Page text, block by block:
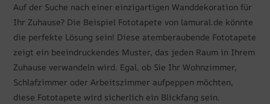
Auf der Suche nach einer einzigartigen Wanddekoration für
Ihr Zuhause? Die Beispiel Fototapete von lamural.de könnte
die perfekte Lösung sein! Diese atemberaubende Fototapete
zeigt ein beeindruckendes Muster, das jeden Raum in Ihrem
Zuhause verwandeln wird. Egal, ob Sie Ihr Wohnzimmer,
Schlafzimmer oder Arbeitszimmer aufpeppen möchten,
diese Fototapete wird sicherlich ein Blickfang sein.